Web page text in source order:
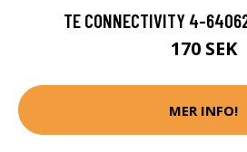
TE CONNECTIVITY 4-
170 SEK
MER INFO!